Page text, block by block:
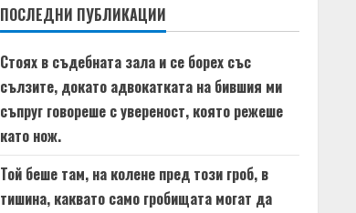
ПОСЛЕДНИ ПУБЛИКАЦИИ
Стоях в съдебната зала и се борех със
сълзите, докато адвокатката на бившия ми
съпруг говореше с увереност, която режеше
като нож.
Той беше там, на колене пред този гроб, в
тишина, каквато само гробищата могат да